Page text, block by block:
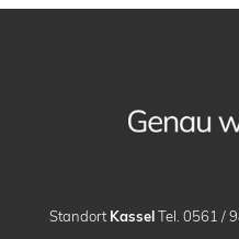
Standort KasselTel. 0561 /